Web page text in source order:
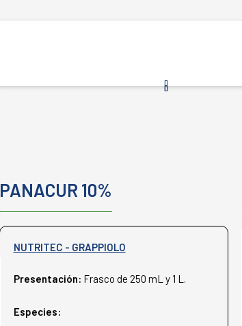
PANACUR 10%
NUTRITEC - GRAPPIOLO
Presentación: Frasco de 250 mL y 1 L.
Especies: